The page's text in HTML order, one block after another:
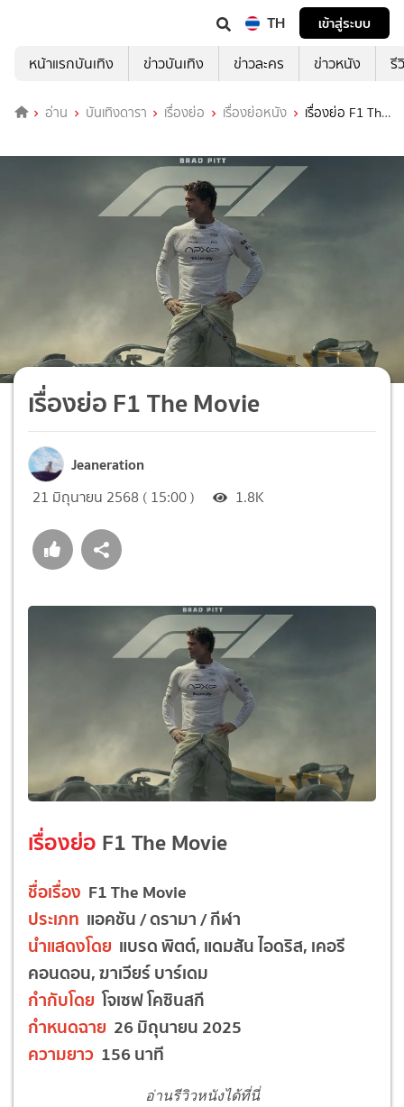
TH
เข้าสู่ระบบ
หน้าแรกบันเทิง
ข่าวบันเทิง ข่าวละคร ข่าวหนัง รี
อ่าน บันเทิงดารา เรื่องย่อ เรื่องย่อหนัง
เรื่องย่อ F1 The
เรื่องย่อ F1 The Movie
Jeaneration
21 มิถุนายน 2568 ( 15:00 ) 1.8K
เรื่องย่อ F1 The Movie
ชื่อเรื่อง F1 The Movie
ประเภท แอคชัน / ดรามา / กีฬา
นำแสดงโดย แบรด พิตต์, แดมสัน ไอดริส, เคอรี
คอนดอน, ฆาเวียร์ บาร์เดม
กำกับโดย โจเซฟ โคซินสกี
กำหนดฉาย 26 มิถุนายน 2025
ความยาว 156 นาที
อ่านรีวิวหนังได้ที่นี่